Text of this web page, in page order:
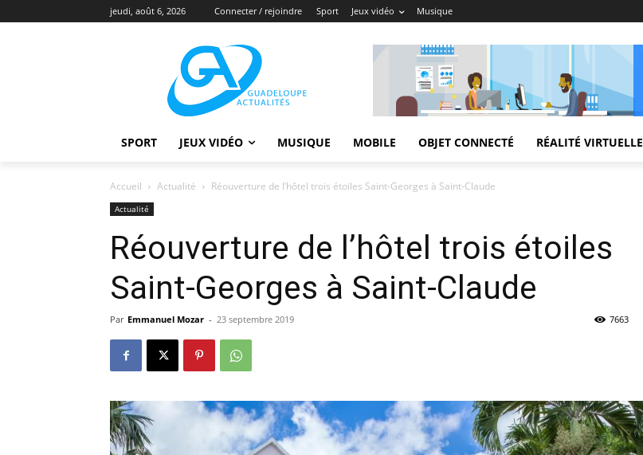
jeudi, août 6, 2026 Connecter / rejoindre Sport Jeux vidéo Musique
SPORT JEUX VIDÉO MUSIQUE MOBILE OBJET CONNECTÉ RÉALITÉ VIRTUELLE
Accueil Actualité Réouverture de l’hôtel trois étoiles Saint-Georges à Saint-Claude
Actualité
Réouverture de l’hôtel trois étoiles
Saint-Georges à Saint-Claude
Par Emmanuel Mozar - 23 septembre 2019 7663